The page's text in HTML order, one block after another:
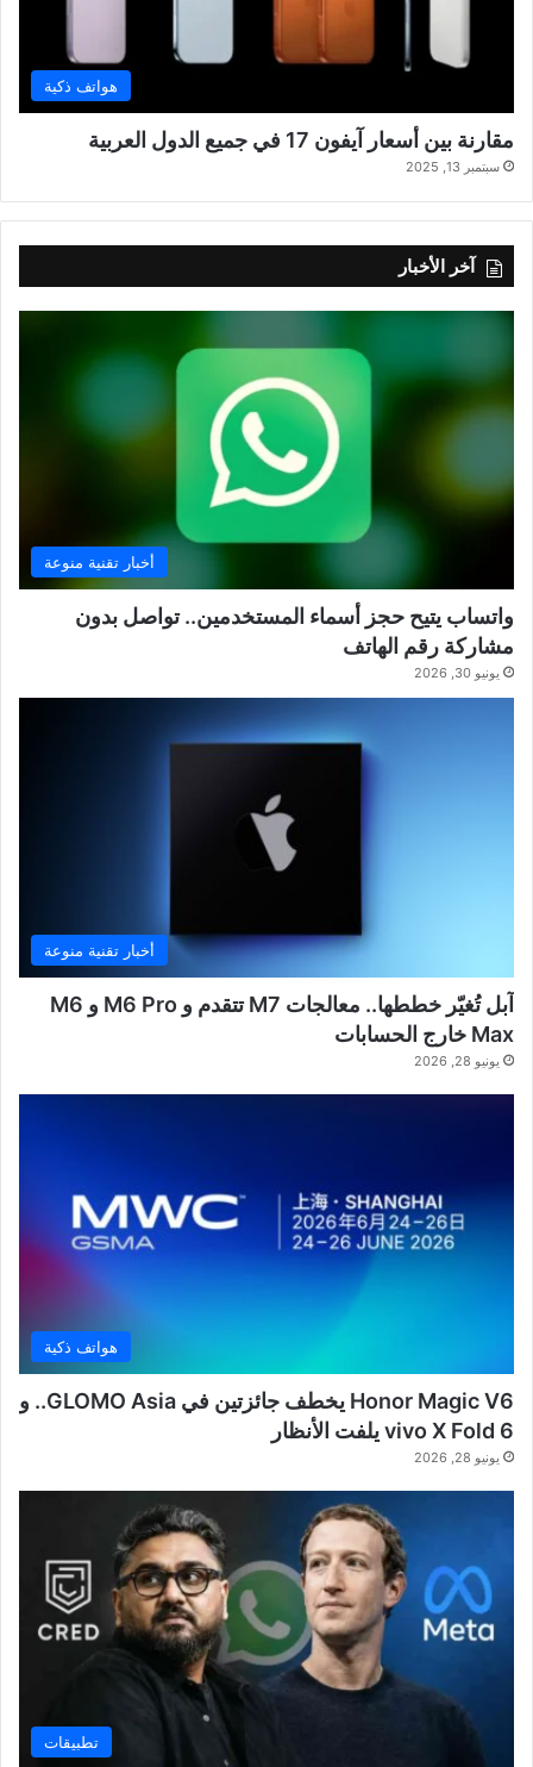
هواتف ذكية
مقارنة بين أسعار آيفون 17 في جميع الدول العربية
سبتمبر 13, 2025
آخر الأخبار
أخبار تقنية منوعة
واتساب يتيح حجز أسماء المستخدمين.. تواصل بدون
مشاركة رقم الهاتف
يونيو 30, 2026
أخبار تقنية منوعة
آبل تُغيّر خططها.. معالجات M7 تتقدم و M6 Pro و M6
Max خارج الحسابات
يونيو 28, 2026
هواتف ذكية
Honor Magic V6 يخطف جائزتين في GLOMO Asia.. و
vivo X Fold 6 يلفت الأنظار
يونيو 28, 2026
تطبيقات